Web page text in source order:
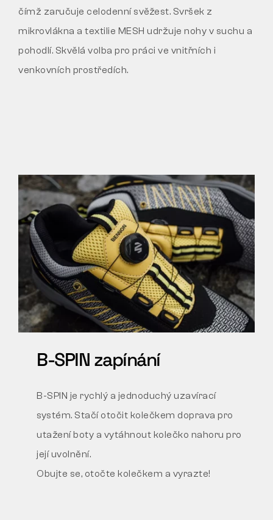
čímž zaručuje celodenní svěžest. Svršek z
mikrovlákna a textilie MESH udržuje nohy v suchu a
pohodlí. Skvělá volba pro práci ve vnitřních i
venkovních prostředích.
B-SPIN zapínání
B-SPIN je rychlý a jednoduchý uzavírací
systém. Stačí otočit kolečkem doprava pro
utažení boty a vytáhnout kolečko nahoru pro
její uvolnění.
Obujte se, otočte kolečkem a vyrazte!